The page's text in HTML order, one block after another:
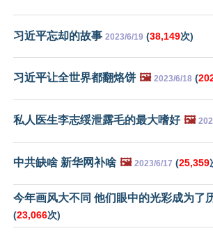
习近平忘却的故事 2023/6/19 (38,149次)
习近平让全世界都翻烙饼 🖼️ 2023/6/18 (
私人医生李志绥泄露毛的最大嗜好 🖼️
中共缺啥 新华网补啥 🖼️ 2023/6/17 (25,359
今年画风大不同 他们眼中的光彩成为了
(23,066次)